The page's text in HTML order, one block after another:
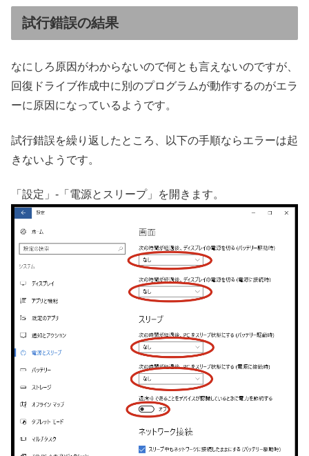
試行錯誤の結果
なにしろ原因がわからないので何とも言えないのですが、
回復ドライブ作成中に別のプログラムが動作するのがエラ
ーに原因になっているようです。
試行錯誤を繰り返したところ、以下の手順ならエラーは起
きないようです。
「設定」-「電源とスリープ」を開きます。